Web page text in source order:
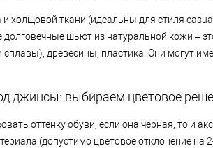
холщовой ткани (идеальны для стиля
долговечные шьют из натуральной кожи –
древесины, пластика. Они могут
джинсы: выбираем цветовое
оттенку обуви, если она черная, то и
(допустимо цветовое отклонение